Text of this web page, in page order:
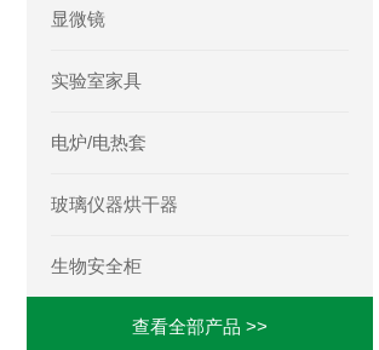
显微镜
实验室家具
电炉/电热套
玻璃仪器烘干器
生物安全柜
查看全部产品 >>